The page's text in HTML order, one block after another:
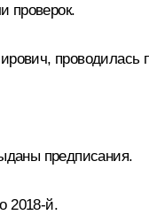
проверок.
проводилась
предписания.
2018-й.